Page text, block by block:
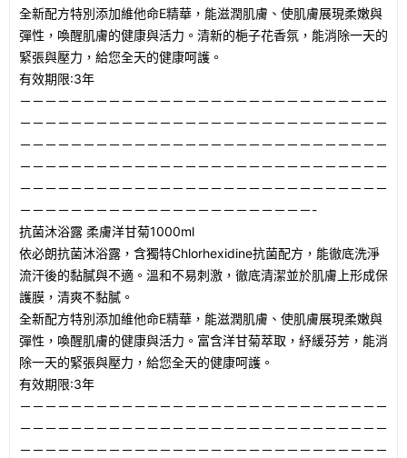
全新配方特別添加維他命E精華，能滋潤肌膚、使肌膚展現柔嫩與
彈性，喚醒肌膚的健康與活力。清新的梔子花香氛，能消除一天的
緊張與壓力，給您全天的健康呵護。
有效期限:3年
－－－－－－－－－－－－－－－－－－－－－－－－－－－－－
－－－－－－－－－－－－－－－－－－－－－－－－－－－－－
－－－－－－－－－－－－－－－－－－－－－－－－－－－－－
－－－－－－－－－－－－－－－－－－－－－－－－－－－－－
－－－－－－－－－－－－－－－－－－－－－－－－－－－－－
－－－－－－－－－－－－－－－－－－－－－－－-
抗菌沐浴露 柔膚洋甘菊1000ml
依必朗抗菌沐浴露，含獨特Chlorhexidine抗菌配方，能徹底洗淨
流汗後的黏膩與不適。溫和不易刺激，徹底清潔並於肌膚上形成保
護膜，清爽不黏膩。
全新配方特別添加維他命E精華，能滋潤肌膚、使肌膚展現柔嫩與
彈性，喚醒肌膚的健康與活力。富含洋甘菊萃取，紓緩芬芳，能消
除一天的緊張與壓力，給您全天的健康呵護。
有效期限:3年
－－－－－－－－－－－－－－－－－－－－－－－－－－－－－
－－－－－－－－－－－－－－－－－－－－－－－－－－－－－
－－－－－－－－－－－－－－－－－－－－－－－－－－－－－